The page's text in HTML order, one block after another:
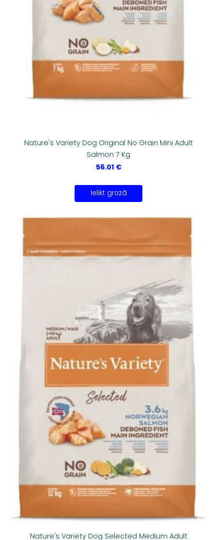
Nature's Variety Dog Original No Grain Mini Adult
Salmon 7 Kg
56.01 €
Ielikt grozā
Nature's Variety Dog Selected Medium Adult